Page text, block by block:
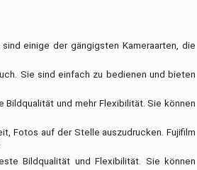
einige der gängigsten Kameraarten, die
Sie sind einfach zu bedienen und bieten
und mehr Flexibilität. Sie können
Fotos auf der Stelle auszudrucken. Fujifilm
Bildqualität und Flexibilität. Sie können